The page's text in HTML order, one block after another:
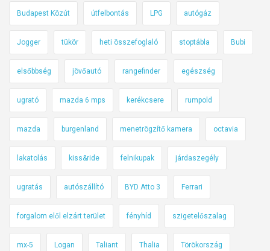
Budapest Közút útfelbontás LPG autógáz
Jogger tükör heti összefoglaló stoptábla Bubi
elsőbbség jövőautó rangefinder egészség
ugrató mazda 6 mps kerékcsere rumpold
mazda burgenland menetrögzítő kamera octavia
lakatolás kiss&ride felnikupak járdaszegély
ugratás autószállító BYD Atto 3 Ferrari
forgalom elől elzárt terület fényhíd szigetelőszalag
mx-5 Logan Taliant Thalia Törökország